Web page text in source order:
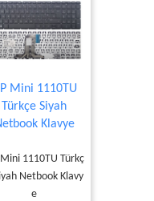
Mini 1110TU
Türkçe Siyah
Klavye
Mini 1110TU Türkç
Netbook Klavy
e